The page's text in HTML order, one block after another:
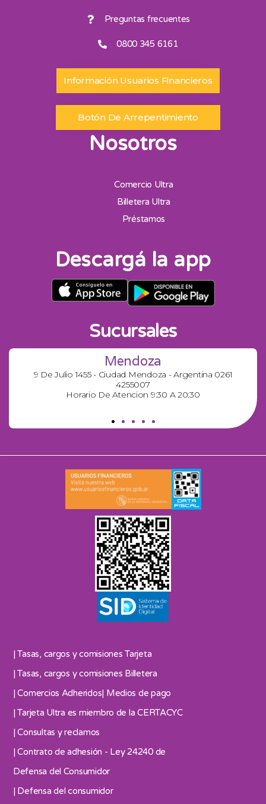
Preguntas frecuentes
0800 345 6161
Información Usuarios Financieros
Botón De Arrepentimiento
Nosotros
Comercio Ultra
Billetera Ultra
Préstamos
Descargá la app
Sucursales
Mendoza
9 De Julio 1455 - Ciudad Mendoza - Argentina 0261
4255007
Horario De Atencion 9:30 A 20:30
| Tasas, cargos y comisiones Tarjeta
| Tasas, cargos y comisiones Billetera
| Comercios Adheridos| Medios de pago
| Tarjeta Ultra es miembro de la CERTACYC
| Consultas y reclamos
| Contrato de adhesión - Ley 24240 de
Defensa del Consumidor
| Defensa del consumidor